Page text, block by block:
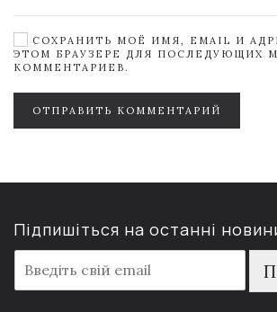
СОХРАНИТЬ МОЁ ИМЯ, EMAIL И
ЭТОМ БРАУЗЕРЕ ДЛЯ ПОСЛЕДУЮЩИХ
КОММЕНТАРИЕВ.
ОТПРАВИТЬ КОММЕНТАРИЙ
Підпишіться на останні
m
a